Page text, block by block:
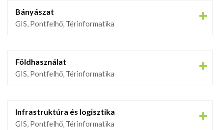
Bányászat
GIS, Pontfelhő, Térinformatika
Földhasználat
GIS, Pontfelhő, Térinformatika
Infrastruktúra és logisztika
GIS, Pontfelhő, Térinformatika